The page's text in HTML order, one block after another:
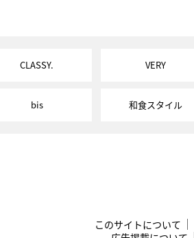
CLASSY. VERY
bis 和食スタイル
このサイトについて